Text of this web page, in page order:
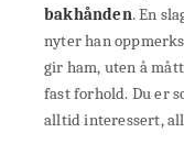
bakhånden. En
nyter han
gir ham, uten å
fast forhold. Du er
alltid interessert,